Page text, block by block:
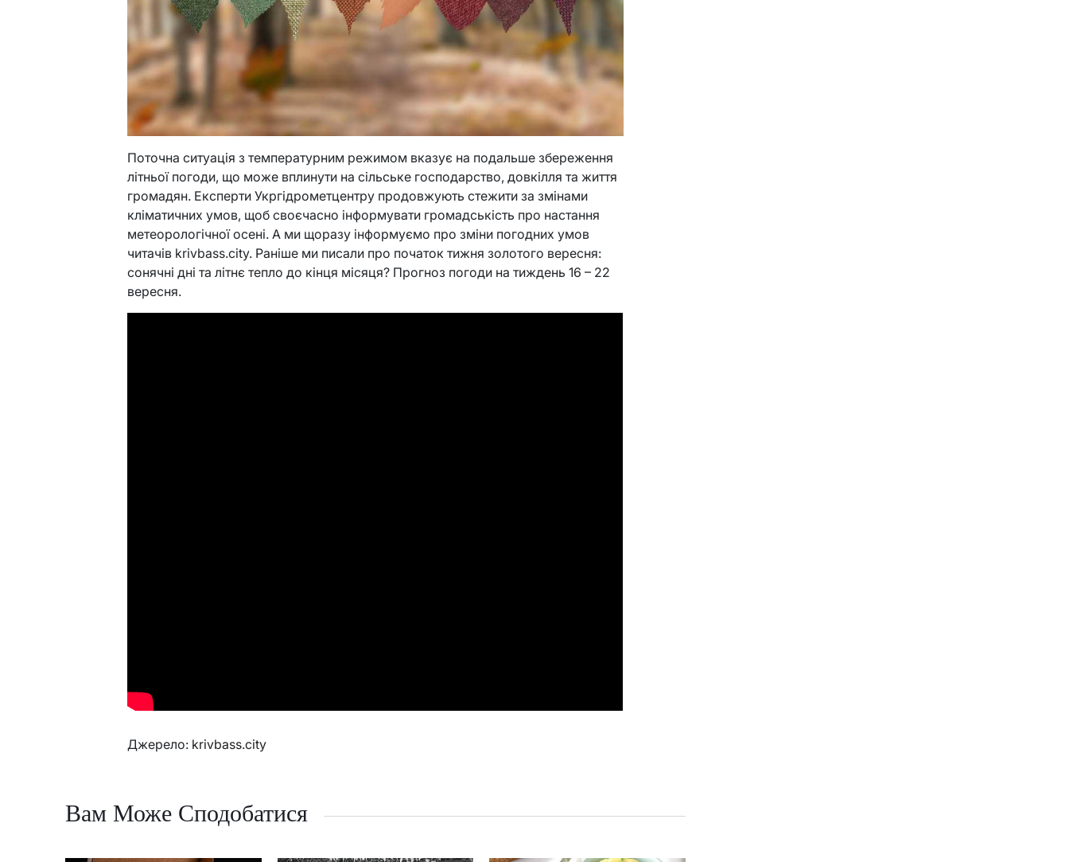
Поточна ситуація з температурним режимом вказує на подальше збереження
літньої погоди, що може вплинути на сільське господарство, довкілля та життя
громадян. Експерти Укргідрометцентру продовжують стежити за змінами
кліматичних умов, щоб своєчасно інформувати громадськість про настання
метеорологічної осені. А ми щоразу інформуємо про зміни погодних умов
читачів krivbass.city. Раніше ми писали про початок тижня золотого вересня:
сонячні дні та літнє тепло до кінця місяця? Прогноз погоди на тиждень 16 – 22
вересня.
Джерело: krivbass.city
Вам Може Сподобатися